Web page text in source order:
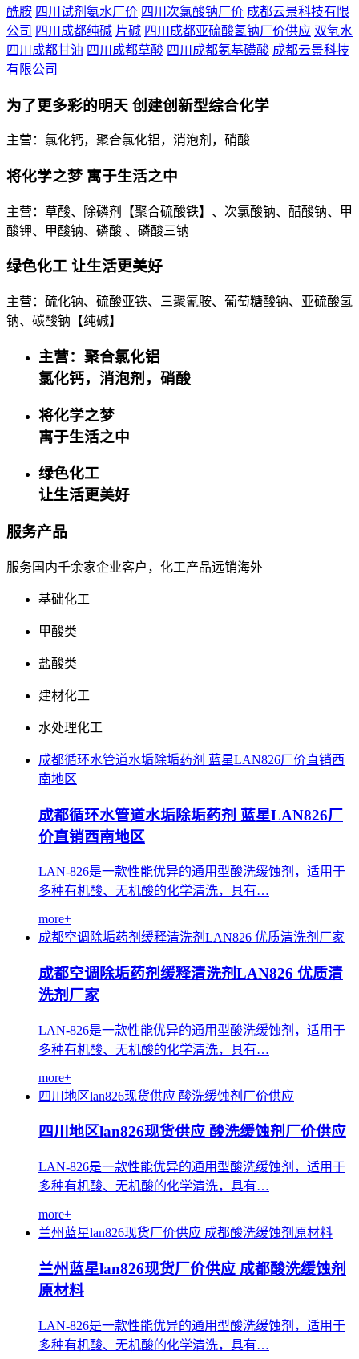
酰胺 四川试剂氨水厂价 四川次氯酸钠厂价 成都云景科技有限
公司 四川成都纯碱 片碱 四川成都亚硫酸氢钠厂价供应 双氧水
四川成都甘油 四川成都草酸 四川成都氨基磺酸 成都云景科技
有限公司
为了更多彩的明天 创建创新型综合化学
主营：氯化钙，聚合氯化铝，消泡剂，硝酸
将化学之梦 寓于生活之中
主营：草酸、除磷剂【聚合硫酸铁】、次氯酸钠、醋酸钠、甲
酸钾、甲酸钠、磷酸 、磷酸三钠
绿色化工 让生活更美好
主营：硫化钠、硫酸亚铁、三聚氰胺、葡萄糖酸钠、亚硫酸氢
钠、碳酸钠【纯碱】
主营：聚合氯化铝
氯化钙，消泡剂，硝酸
将化学之梦
寓于生活之中
绿色化工
让生活更美好
服务产品
服务国内千余家企业客户，化工产品远销海外
基础化工
甲酸类
盐酸类
建材化工
水处理化工
成都循环水管道水垢除垢药剂 蓝星LAN826厂价直销西
南地区
成都循环水管道水垢除垢药剂 蓝星LAN826厂
价直销西南地区
LAN-826是一款性能优异的通用型酸洗缓蚀剂，适用于
多种有机酸、无机酸的化学清洗，具有…
more+
成都空调除垢药剂缓释清洗剂LAN826 优质清洗剂厂家
成都空调除垢药剂缓释清洗剂LAN826 优质清
洗剂厂家
LAN-826是一款性能优异的通用型酸洗缓蚀剂，适用于
多种有机酸、无机酸的化学清洗，具有…
more+
四川地区lan826现货供应 酸洗缓蚀剂厂价供应
四川地区lan826现货供应 酸洗缓蚀剂厂价供应
LAN-826是一款性能优异的通用型酸洗缓蚀剂，适用于
多种有机酸、无机酸的化学清洗，具有…
more+
兰州蓝星lan826现货厂价供应 成都酸洗缓蚀剂原材料
兰州蓝星lan826现货厂价供应 成都酸洗缓蚀剂
原材料
LAN-826是一款性能优异的通用型酸洗缓蚀剂，适用于
多种有机酸、无机酸的化学清洗，具有…